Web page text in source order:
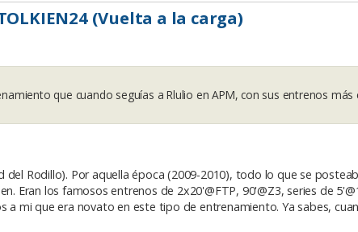
(Vuelta a la carga)
que cuando seguías a Rlulio en APM, con sus entrenos más
del Rodillo). Por aquella época (2009-2010), todo lo que se
Eran los famosos entrenos de 2x20'@FTP, 90'@Z3, series de
a mi que era novato en este tipo de entrenamiento. Ya sabes,